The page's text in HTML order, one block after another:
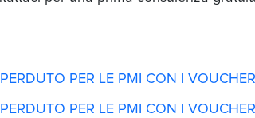
PER LE PMI CON I
PER LE PMI CON I